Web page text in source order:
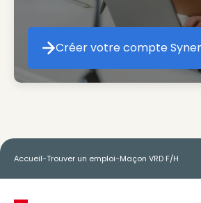
Créer votre
Créer votre compte
Accueil-Trouver un emploi-Maçon VRD F/H